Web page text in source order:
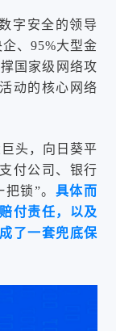
字安全的领导
、95%大型金
国家级网络攻
动的核心网络
头，向日葵平
付公司、银行
锁”。 具体而
付责任，以及
了一套兜底保